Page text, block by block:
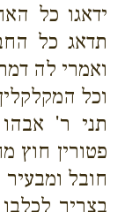
ידאגו כל
תדאג כל
ואמרי לה
וכל
תני ר'
פטורין חוץ
חובל
בצריך